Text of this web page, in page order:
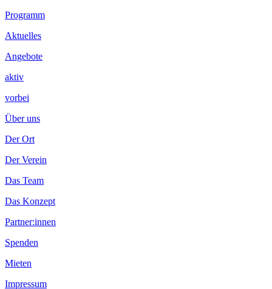
Footer
Inhalt
Programm
Aktuelles
Angebote
aktiv
vorbei
Über uns
Der Ort
Der Verein
Das Team
Das Konzept
Partner:innen
Spenden
Mieten
Impressum